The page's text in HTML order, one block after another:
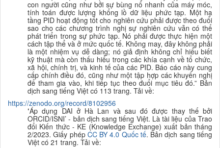
con người cũng như bởi sự bùng nổ nhanh của máy móc,
tính toán được lượng khổng lồ dữ liệu phức tạp. Một hạ
tầng PID hoạt động tốt cho nghiên cứu phải được theo đuổi
sao cho các chương trình nghị sự nghiên cứu vẫn có thể
phát triển trong sự phức tạp. Nó phải được thực hiện một
cách tập thể và ở mức quốc tế. Không may, đây không phải
là một nhiệm vụ dễ dàng; nó giả định không chỉ hiểu biết
kỹ thuật mà còn thấu hiểu trong các khía cạnh về tổ chức,
xã hội, chính trị, và kinh tế của các PID. Báo cáo này cung
cấp chính điều đó, cũng như một tập hợp các khuyến nghị
để tham gia vào, khi tiếp tục theo đuổi mục tiêu đó.” Bản
dịch sang tiếng Việt có 113 trang. Tải về:
https://zenodo.org/record/8102956
‘Áp dụng DAI ở Hà Lan và sau đó được thay thế bởi
ORCID/ISNI’ - bản dịch sang tiếng Việt. Là tài liệu của Trao
đổi Kiến thức - KE (Knowledge Exchange) xuất bản tháng
2/2023. Giấy phép CC BY 4.0 Quốc tế. Bản dịch sang tiếng
Việt có 21 trang. Tải về: